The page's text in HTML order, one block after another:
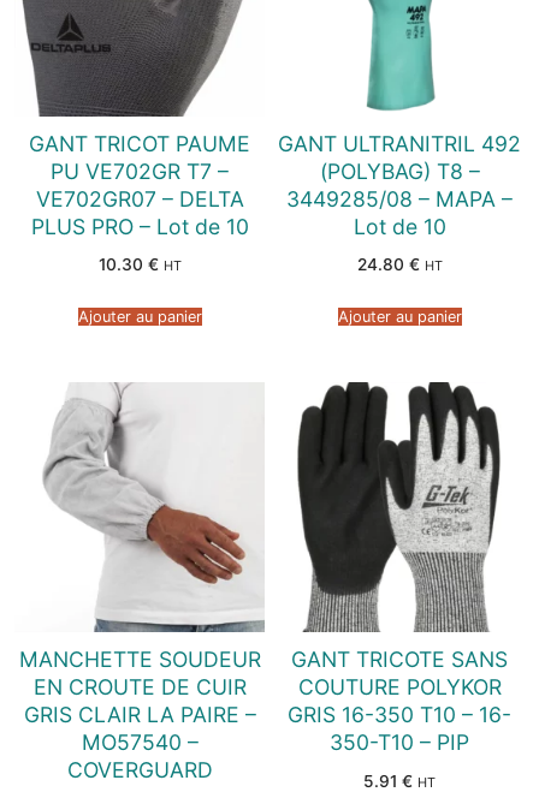
GANT TRICOT PAUME
PU VE702GR T7 –
VE702GR07 – DELTA
PLUS PRO – Lot de 10
10.30 € HT
Ajouter au panier
GANT ULTRANITRIL 492
(POLYBAG) T8 –
3449285/08 – MAPA –
Lot de 10
24.80 € HT
Ajouter au panier
MANCHETTE SOUDEUR
EN CROUTE DE CUIR
GRIS CLAIR LA PAIRE –
MO57540 –
COVERGUARD
GANT TRICOTE SANS
COUTURE POLYKOR
GRIS 16-350 T10 – 16-
350-T10 – PIP
5.91 € HT